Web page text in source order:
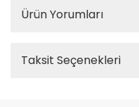
Ürün Yorumları
Taksit Seçenekleri